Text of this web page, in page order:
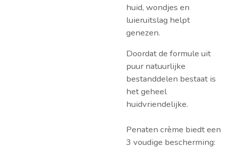
huid, wondjes en
luieruitslag helpt
genezen.
Doordat de formule uit
puur natuurlijke
bestanddelen bestaat is
het geheel
huidvriendelijke.
Penaten crème biedt een
3 voudige bescherming: